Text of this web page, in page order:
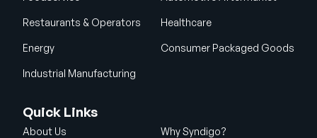
Restaurants & Operators Healthcare
Energy Consumer Packaged Goods
Industrial Manufacturing
Quick Links
About Us Why Syndigo?